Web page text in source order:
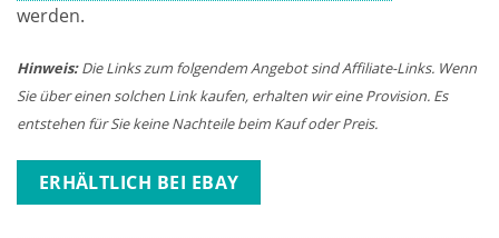
werden.
Hinweis:Die Links zum folgendem Angebot sind Affiliate-Links. Wenn
Sie über einen solchen Link kaufen, erhalten wir eine Provision. Es
entstehen für Sie keine Nachteile beim Kauf oder Preis.
ERHÄLTLICH BEI EBAY